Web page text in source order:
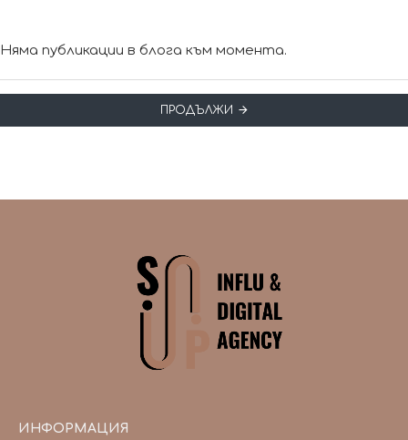
Няма публикации в блога към момента.
ПРОДЪЛЖИ
ИНФОРМАЦИЯ